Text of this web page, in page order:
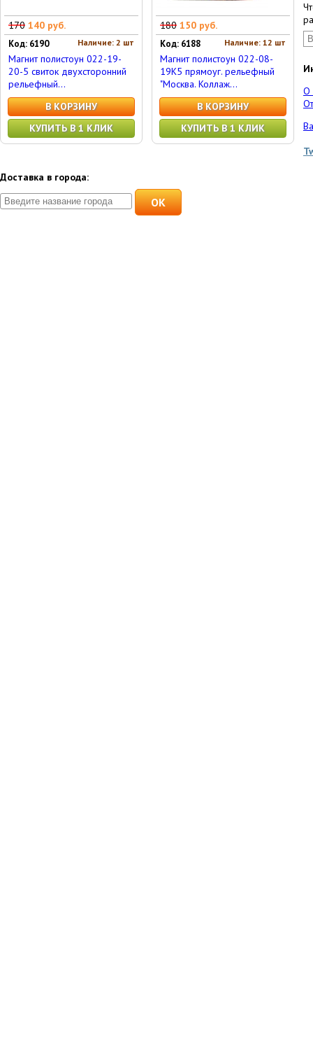
170 140 руб.
Наличие: 2 шт
Код: 6190
Магнит полистоун 022-19-
20-5 свиток двухсторонний
рельефный...
В КОРЗИНУ
КУПИТЬ В 1 КЛИК
180 150 руб.
Наличие: 12 шт
Код: 6188
Магнит полистоун 022-08-
19K5 прямоуг. рельефный
"Москва. Коллаж...
В КОРЗИНУ
КУПИТЬ В 1 КЛИК
О
Доставка в города:
OK